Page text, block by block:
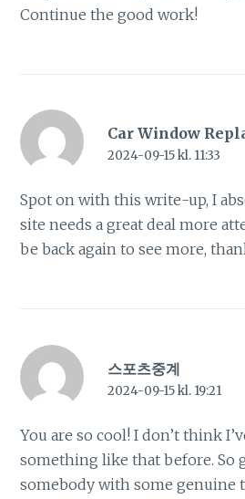
Continue the good work!
Car Window
2024-09-15 kl. 11:33
Spot on with this write-up, I
site needs a great deal more
be back again to see more,
스포츠중계
2024-09-15 kl. 19:21
You are so cool! I don’t think
something like that before. So
somebody with some genuine